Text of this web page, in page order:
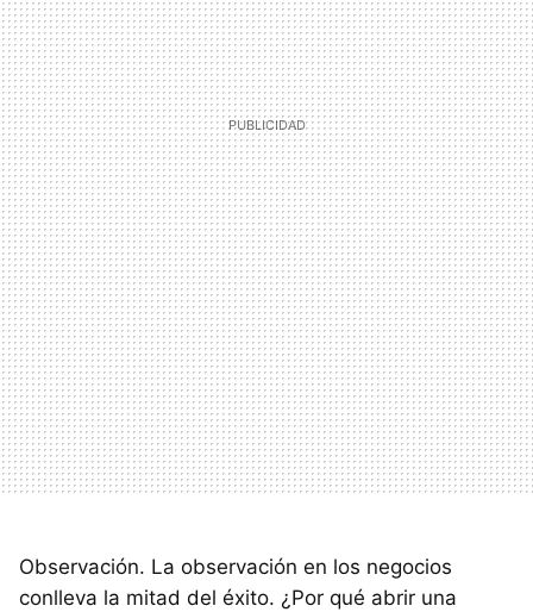
Observación. La observación en los negocios
conlleva la mitad del éxito. ¿Por qué abrir una